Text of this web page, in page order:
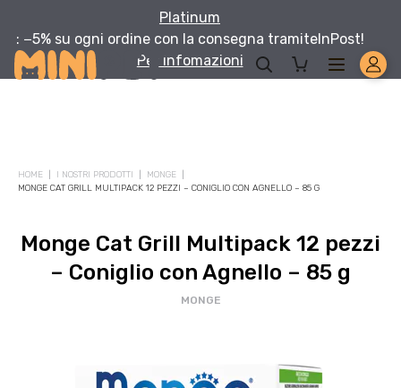
Platinum
: −5% su ogni ordine con la consegna tramiteInPost!
Per infomazioni
HOME I NOSTRI PRODOTTI
MONGE
MONGE CAT GRILL MULTIPACK 12 PEZZI – CONIGLIO CON AGNELLO – 85 G
Monge Cat Grill Multipack 12 pezzi
– Coniglio con Agnello – 85 g
MONGE